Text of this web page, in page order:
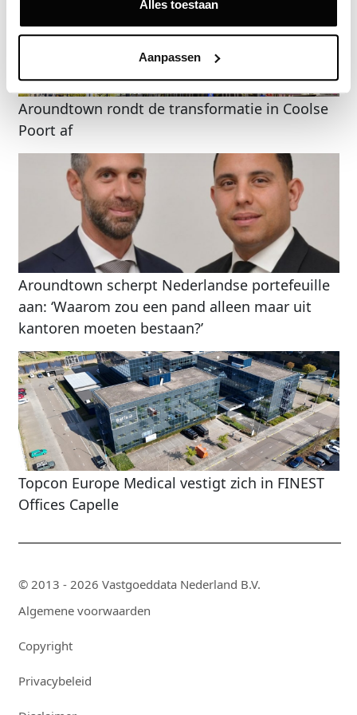
Alles toestaan
Aanpassen
Aroundtown rondt de transformatie in Coolse
Poort af
Aroundtown scherpt Nederlandse portefeuille
aan: ‘Waarom zou een pand alleen maar uit
kantoren moeten bestaan?’
Topcon Europe Medical vestigt zich in FINEST
Offices Capelle
© 2013 - 2026 Vastgoeddata Nederland B.V.
Algemene voorwaarden
Copyright
Privacybeleid